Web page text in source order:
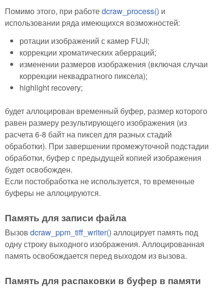
Помимо этого, при работеdcraw_process() и
использовании ряда имеющихся возможностей:
ротации изображений с камер FUJI;
коррекции хроматических аберраций;
изменении размеров изображения (включая случаи
коррекции неквадратного пиксела);
highlight recovery;
будет аллоцирован временный буфер, размер которого
равен размеру результирующего изображения (из
расчета 6-8 байт на пиксел для разных стадий
обработки). При завершении промежуточной подстадии
обработки, буфер с предыдущей копией изображения
будет освобожден.
Если постобработка не используется, то временные
буферы не аллоцируются.
Память для записи файла
Вызов dcraw_ppm_tiff_writer() аллоцирует память под
одну строку выходного изображения. Аллоцированная
память освобождается перед выходом из вызова.
Память для распаковки в буфер в памяти